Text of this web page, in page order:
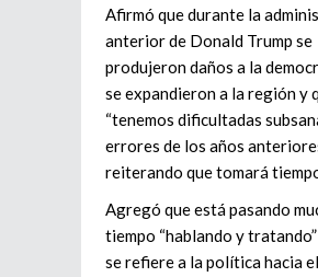
Afirmó que durante la
anterior de Donald Trump se
produjeron daños a la
se expandieron a la región y
“tenemos dificultadas
errores de los años
reiterando que tomará
Agregó que está pasando
tiempo “hablando y
se refiere a la política hacia el